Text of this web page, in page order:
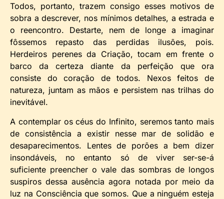
Todos, portanto, trazem consigo esses motivos de
sobra a descrever, nos mínimos detalhes, a estrada e
o reencontro. Destarte, nem de longe a imaginar
fôssemos repasto das perdidas ilusões, pois.
Herdeiros perenes da Criação, tocam em frente o
barco da certeza diante da perfeição que ora
consiste do coração de todos. Nexos feitos de
natureza, juntam as mãos e persistem nas trilhas do
inevitável.
A contemplar os céus do Infinito, seremos tanto mais
de consistência a existir nesse mar de solidão e
desaparecimentos. Lentes de porões a bem dizer
insondáveis, no entanto só de viver ser-se-á
suficiente preencher o vale das sombras de longos
suspiros dessa ausência agora notada por meio da
luz na Consciência que somos. Que a ninguém esteja